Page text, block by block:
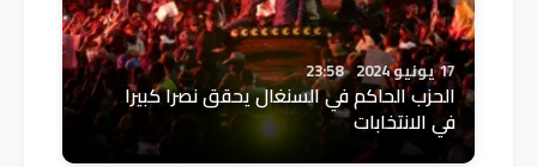
17 يونيو 2024 23:58
الحزب الحاكم في السنغال يحقق نصرا كبيرا
في الانتخابات